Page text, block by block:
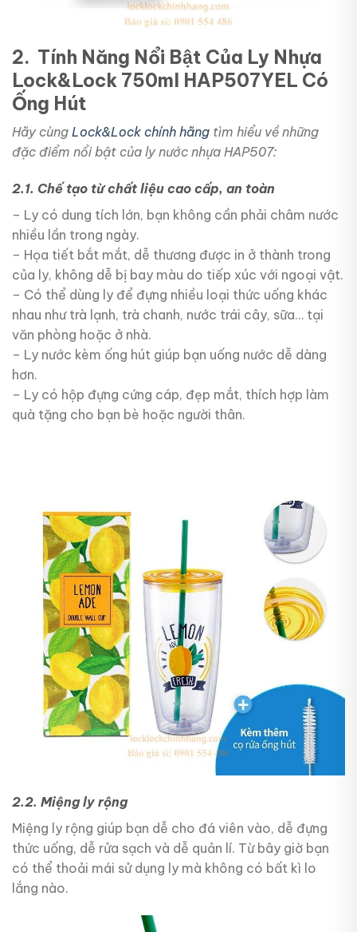
2. Tính Năng Nổi Bật Của Ly Nhựa
Lock&Lock 750ml HAP507YEL Có
Ống Hút
Hãy cùng Lock&Lock chính hãng tìm hiểu về những
đặc điểm nổi bật của ly nước nhựa HAP507:
2.1. Chế tạo từ chất liệu cao cấp, an toàn
– Ly có dung tích lớn, bạn không cần phải châm nước
nhiều lần trong ngày.
– Họa tiết bắt mắt, dễ thương được in ở thành trong
của ly, không dễ bị bay màu do tiếp xúc với ngoại vật.
– Có thể dùng ly để đựng nhiều loại thức uống khác
nhau như trà lạnh, trà chanh, nước trái cây, sữa… tại
văn phòng hoặc ở nhà.
– Ly nước kèm ống hút giúp bạn uống nước dễ dàng
hơn.
– Ly có hộp đựng cứng cáp, đẹp mắt, thích hợp làm
quà tặng cho bạn bè hoặc người thân.
2.2. Miệng ly rộng
Miệng ly rộng giúp bạn dễ cho đá viên vào, dễ đựng
thức uống, dễ rửa sạch và dễ quản lí. Từ bây giờ bạn
có thể thoải mái sử dụng ly mà không có bất kì lo
lắng nào.